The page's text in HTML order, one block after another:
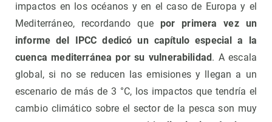
impactos en los océanos y en el caso de Europa y el
Mediterráneo, recordando que por primera vez un
informe del IPCC dedicó un capítulo especial a la
cuenca mediterránea por su vulnerabilidad . A escala
global, si no se reducen las emisiones y llegan a un
escenario de más de 3 °C, los impactos que tendría el
cambio climático sobre el sector de la pesca son muy